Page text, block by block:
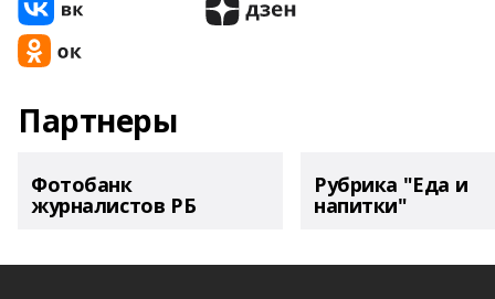
Партнеры
Фотобанк
журналистов РБ
Рубрика "Еда и
напитки"